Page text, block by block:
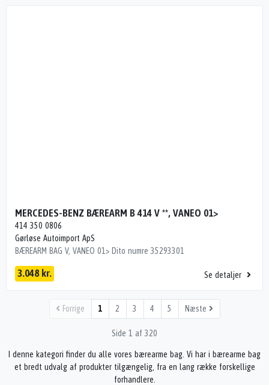
MERCEDES-BENZ BÆREARM B 414 V **, VANEO 01>
414 350 0806
Gørløse Autoimport ApS
BÆREARM BAG V, VANEO 01> Dito numre 35293301
3.048 kr. Se detaljer
Forrige 1 2 3 4 5 Næste
Side 1 af 320
I denne kategori finder du alle vores bærearme bag. Vi har i bærearme bag
et bredt udvalg af produkter tilgængelig, fra en lang række forskellige
forhandlere.